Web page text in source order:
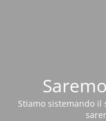
Stiamo sistemando il